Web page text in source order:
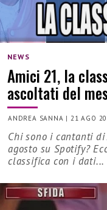
NEWS
Amici 21, la
ascoltati del
ANDREA SANNA |21 AGO
Chi sono i cantanti
agosto su Spotify?
classifica con i dati...